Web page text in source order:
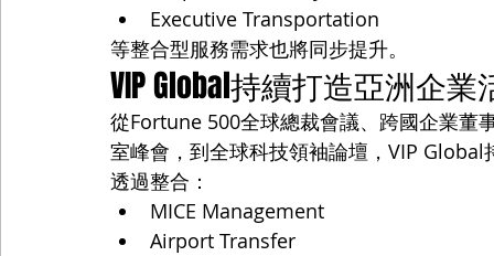
Executive Transportation
等整合型服務需求也將同步提升。
VIP Global持續打造亞洲企
從Fortune 500全球總裁會議、跨國企業董
室峰會，到全球科技領袖論壇，VIP Global
透過整合：
MICE Management
Airport Transfer